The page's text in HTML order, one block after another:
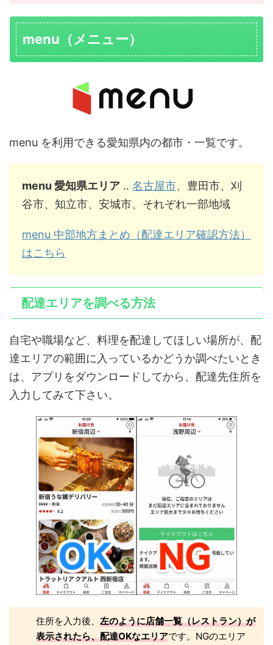
menu（メニュー）
menu を利用できる愛知県内の都市・一覧です。
menu 愛知県エリア ‥ 名古屋市、豊田市、刈
谷市、知立市、安城市、それぞれ一部地域
menu 中部地方まとめ（配達エリア確認方法）
はこちら
配達エリアを調べる方法
自宅や職場など、料理を配達してほしい場所が、配
達エリアの範囲に入っているかどうか調べたいとき
は、アプリをダウンロードしてから、配達先住所を
入力してみて下さい。
住所を入力後、左のように店舗一覧（レストラン）が
表示されたら、配達OKなエリアです。NGのエリア